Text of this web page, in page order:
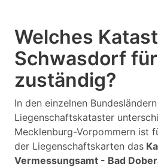
Welches
Schwasdorf
zuständig?
In den einzelnen
Liegenschaftskataster
Mecklenburg-Vorpommern ist
der Liegenschaftskarten das
Vermessungsamt - Bad